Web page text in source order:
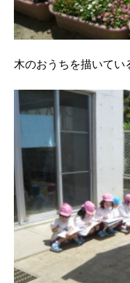
木のおうちを描いてい